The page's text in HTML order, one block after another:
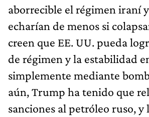
aborrecible el régimen iraní
echarían de menos si
creen que EE. UU. pueda
de régimen y la estabilidad
simplemente mediante
aún, Trump ha tenido que
sanciones al petróleo ruso, y